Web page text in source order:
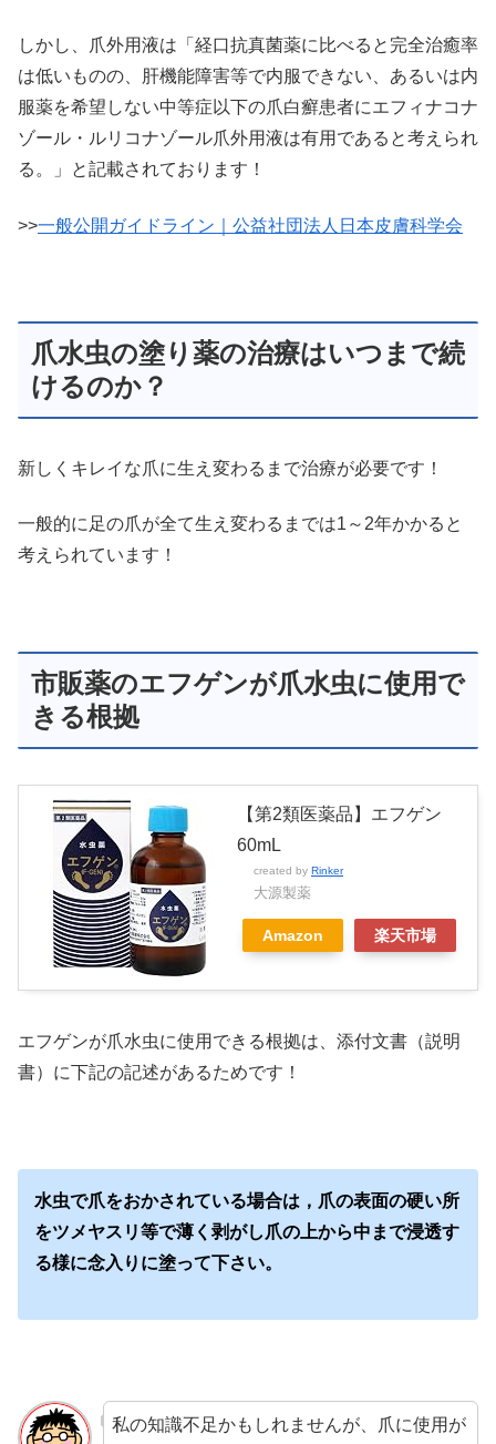
しかし、爪外用液は「経口抗真菌薬に比べると完全治癒率
は低いものの、肝機能障害等で内服できない、あるいは内
服薬を希望しない中等症以下の爪白癬患者にエフィナコナ
ゾール・ルリコナゾール爪外用液は有用であると考えられ
る。」と記載されております！
>>一般公開ガイドライン｜公益社団法人日本皮膚科学会
爪水虫の塗り薬の治療はいつまで続
けるのか？
新しくキレイな爪に生え変わるまで治療が必要です！
一般的に足の爪が全て生え変わるまでは1～2年かかると
考えられています！
市販薬のエフゲンが爪水虫に使用で
きる根拠
【第2類医薬品】エフゲン
60mL
created by Rinker
大源製薬
Amazon 楽天市場
エフゲンが爪水虫に使用できる根拠は、添付文書（説明
書）に下記の記述があるためです！
水虫で爪をおかされている場合は，爪の表面の硬い所
をツメヤスリ等で薄く剥がし爪の上から中まで浸透す
る様に念入りに塗って下さい。
私の知識不足かもしれませんが、爪に使用が